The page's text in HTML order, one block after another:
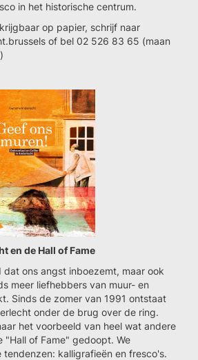
in het historische centrum.
op papier, schrijf naar
of bel 02 526 83 65 (maan
en de Hall of Fame
ons angst inboezemt, maar ook
meer liefhebbers van muur- en
Sinds de zomer van 1991 ontstaat
onder de brug over de ring.
het voorbeeld van heel wat andere
"Hall of Fame" gedoopt. We
kalligrafieën en fresco's.